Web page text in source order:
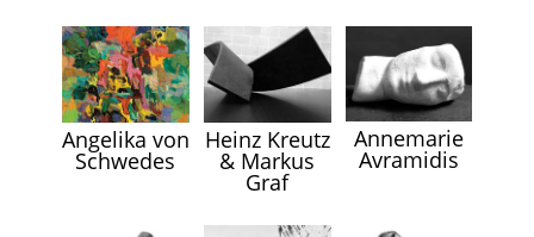
Angelika von
Schwedes
Heinz Kreutz
& Markus
Graf
Annemarie
Avramidis